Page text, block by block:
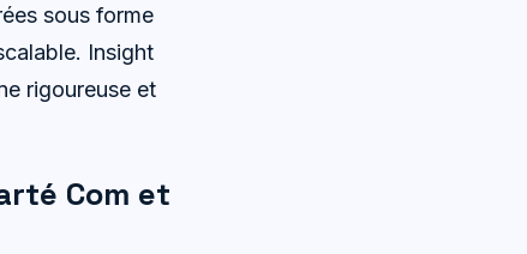
sous forme
Insight
rigoureuse et
Com et